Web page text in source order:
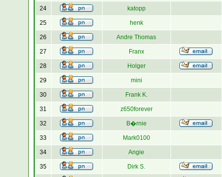
24 katopp
25 henk
26 Andre Thomas
27 Franx
28 Holger
29 mini
30 Frank K.
31 z650forever
32 B�rnie
33 Mark0100
34 Angie
35 Dirk S.